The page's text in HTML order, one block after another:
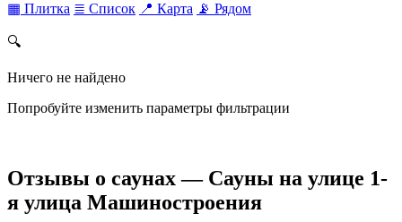
▦ Плитка ≣ Список 📍 Карта 📡 Рядом
🔍
Ничего не найдено
Попробуйте изменить параметры фильтрации
Отзывы о саунах — Сауны на улице 1-
я улица Машиностроения